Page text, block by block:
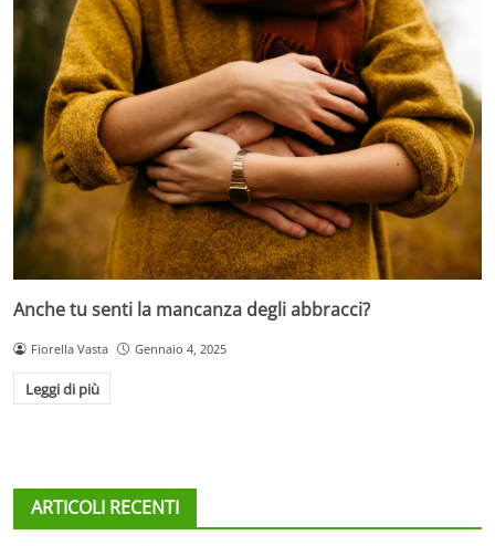
Anche tu senti la mancanza degli abbracci?
Fiorella Vasta Gennaio 4, 2025
Leggi di più
ARTICOLI RECENTI